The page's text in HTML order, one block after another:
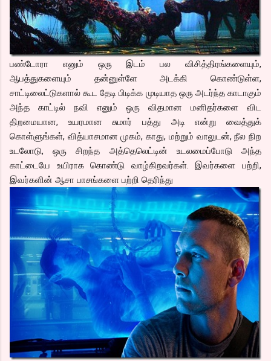
பண்டோரா எனும் ஒரு இடம் பல விசித்திரங்களையும்,
ஆபத்துகளையும் தன்னுள்ளே அடக்கி கொண்டுள்ள,
சாட்டிலைட்டுகளால் கூட தேடி பிடிக்க முடியாத ஒரு அடர்ந்த காடாகும்
அந்த காட்டில் நவி எனும் ஒரு விதமான மனிதர்களை விட
திறமையான, உயரமான சுமார் பத்து அடி என்று வைத்துக்
கொள்ளுங்கள், வித்யாசமான முகம், காது, மற்றும் வாலுடன், நீல நிற
உடலோடு, ஒரு சிறந்த அத்தெலெட்டின் உடலமைப்போடு அந்த
காட்டையே உயிராக கொண்டு வாழ்கிறவர்கள். இவர்களை பற்றி,
இவர்களின் ஆசா பாசங்களை பற்றி தெரிந்து